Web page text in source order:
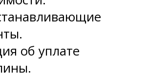
об уплате